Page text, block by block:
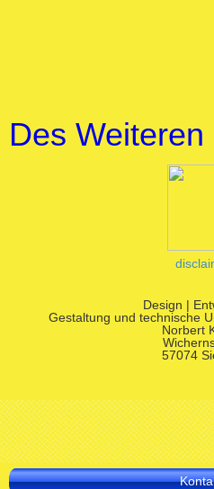
Des Weiteren
Design |
Gestaltung und technische
Norbert
57074